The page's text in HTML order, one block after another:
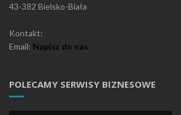
43-382 Bielsko-Biała
Kontakt:
Email: Napisz do nas
POLECAMY SERWISY BIZNESOWE